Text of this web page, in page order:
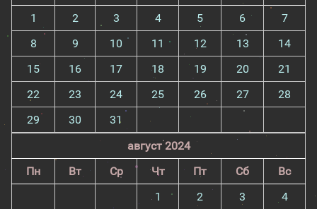
1
2 3 4 5 6
7
8
9 10 11 12 13
14
15
16 17 18 19 20
21
22
23 24 25 26 27
28
29
30
31
август 2024
Пн
Вт Ср Чт Пт Сб
Вс
1
2 3
4